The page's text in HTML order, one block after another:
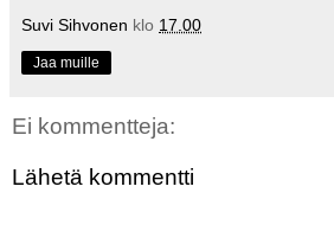
Suvi Sihvonen klo 17.00
Jaa muille
Ei kommentteja:
Lähetä kommentti